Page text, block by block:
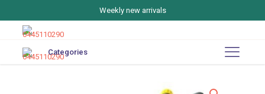
Weekly new arrivals
Categories